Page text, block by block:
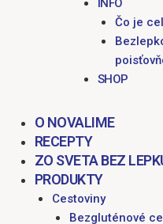
INFO
Čo je
SHOP
O NOVALIME
RECEPTY
ZO SVETA BEZ
PRODUKTY
Cestoviny
Bezgluténové